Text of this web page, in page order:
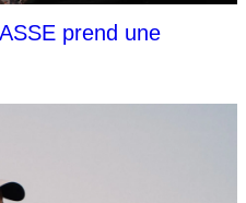
prend une